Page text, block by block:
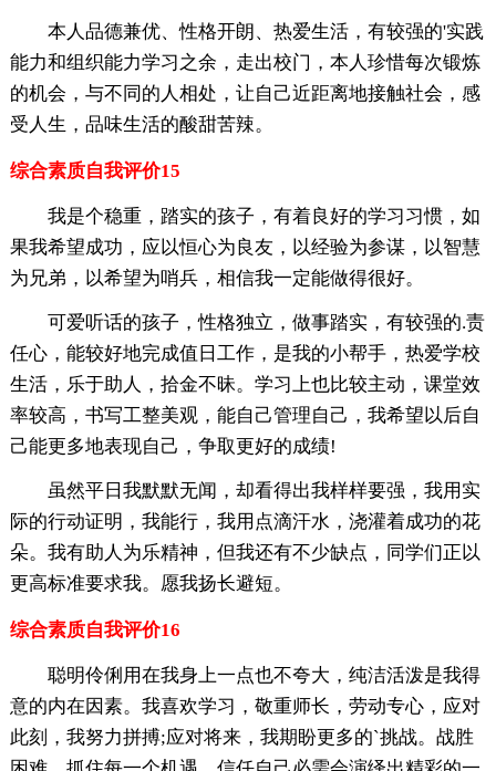
本人品德兼优、性格开朗、热爱生活，有较强的'实践
能力和组织能力学习之余，走出校门，本人珍惜每次锻炼
的机会，与不同的人相处，让自己近距离地接触社会，感
受人生，品味生活的酸甜苦辣。
综合素质自我评价15
我是个稳重，踏实的孩子，有着良好的学习习惯，如
果我希望成功，应以恒心为良友，以经验为参谋，以智慧
为兄弟，以希望为哨兵，相信我一定能做得很好。
可爱听话的孩子，性格独立，做事踏实，有较强的.责
任心，能较好地完成值日工作，是我的小帮手，热爱学校
生活，乐于助人，拾金不昧。学习上也比较主动，课堂效
率较高，书写工整美观，能自己管理自己，我希望以后自
己能更多地表现自己，争取更好的成绩!
虽然平日我默默无闻，却看得出我样样要强，我用实
际的行动证明，我能行，我用点滴汗水，浇灌着成功的花
朵。我有助人为乐精神，但我还有不少缺点，同学们正以
更高标准要求我。愿我扬长避短。
综合素质自我评价16
聪明伶俐用在我身上一点也不夸大，纯洁活泼是我得
意的内在因素。我喜欢学习，敬重师长，劳动专心，应对
此刻，我努力拼搏;应对将来，我期盼更多的`挑战。战胜